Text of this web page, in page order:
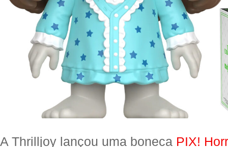
A Thrilljoy lançou uma boneca PIX!